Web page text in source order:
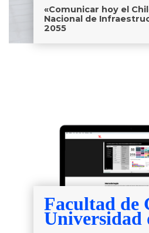
«Comunicar hoy el
Nacional de
2055
Facultad de
Universidad